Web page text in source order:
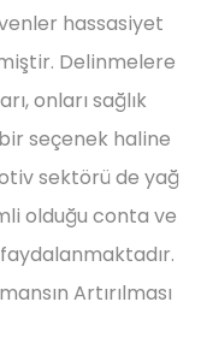
hassasiyet
Delinmelere
onları sağlık
seçenek haline
sektörü de yağ
olduğu conta ve
Artırılması